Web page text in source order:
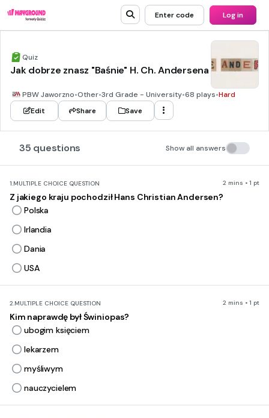
Enter code Log in
Quiz
Jak dobrze znasz "Baśnie" H. Ch. Andersena
PBW Jaworzno•Other•3rd Grade - University•68 plays•Hard
Edit
Share Save
35 questions Show all answers
1.MULTIPLE CHOICE QUESTION 2 mins • 1 pt
Z jakiego kraju pochodził Hans Christian Andersen?
Polska
Irlandia
Dania
USA
2.MULTIPLE CHOICE QUESTION 2 mins • 1 pt
Kim naprawdę był Świniopas?
ubogim księciem
lekarzem
myśliwym
nauczycielem